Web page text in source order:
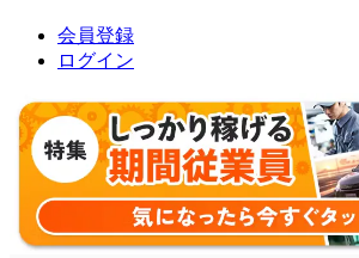
会員登録
ログイン